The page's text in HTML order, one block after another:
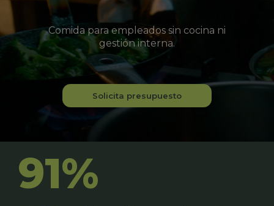
Comida para empleados sin cocina ni
gestión interna.
Solicita presupuesto
91%